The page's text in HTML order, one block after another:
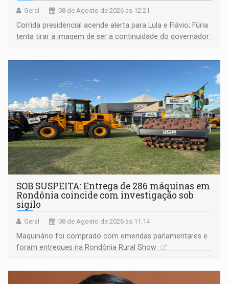
Geral 08 de Agosto de 2026 às 12:21
Corrida presidencial acende alerta para Lula e Flávio; Fúria
tenta tirar a imagem de ser a continuidade do governador
não ter entrado no modo eleição; ABAV faz evento em
SOB SUSPEITA: Entrega de 286 máquinas em
Rondônia coincide com investigação sob
sigilo
Geral 08 de Agosto de 2026 às 11:14
Maquinário foi comprado com emendas parlamentares e
foram entregues na Rondônia Rural Show